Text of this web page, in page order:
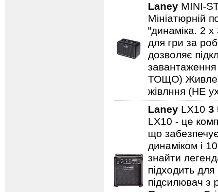
Laney MINI-
Мініатюрній
"динаміка. 2
для гри за
дозволяє
завантаження
ТОЩО)
жівлння (НЕ
Laney LX10 3
LX10 - це
що
динаміком і
знайти
підходить
підсилювач з